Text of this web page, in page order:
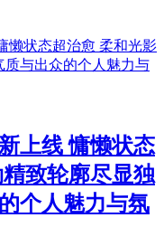
上线 慵懒状态
致轮廓尽显独
个人魅力与氛